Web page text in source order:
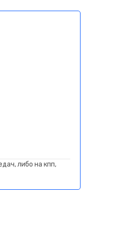
либо на кпп,